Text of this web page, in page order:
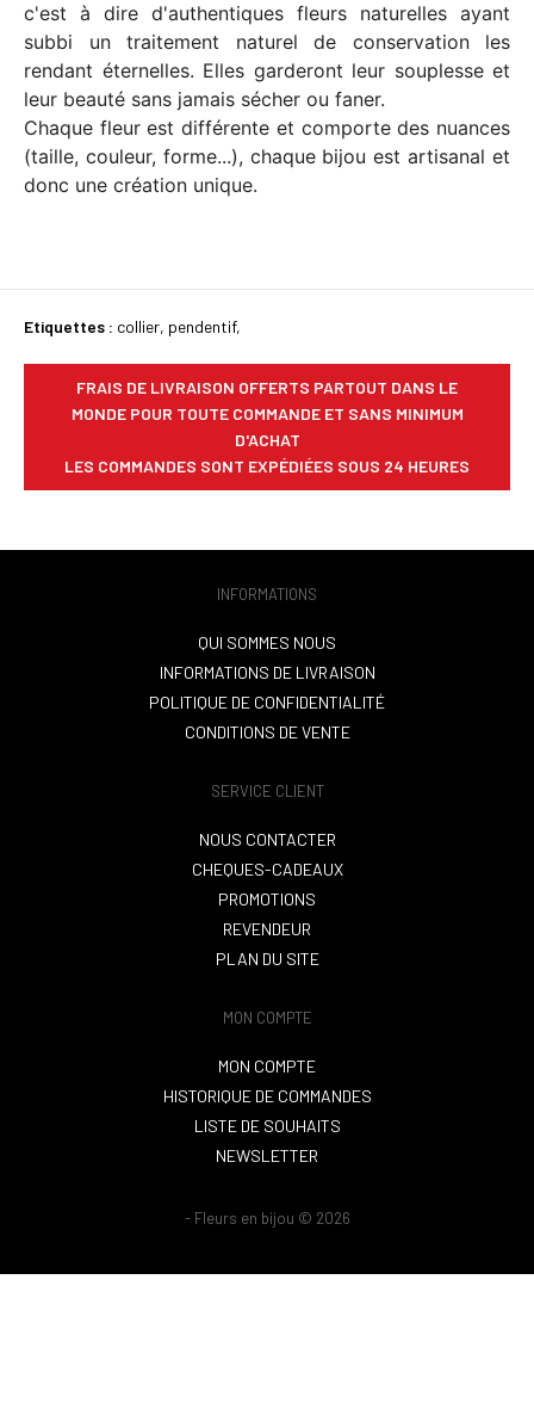
c'est à dire d'authentiques fleurs naturelles ayant
subbi un traitement naturel de conservation les
rendant éternelles. Elles garderont leur souplesse et
leur beauté sans jamais sécher ou faner.
Chaque fleur est différente et comporte des nuances
(taille, couleur, forme...), chaque bijou est artisanal et
donc une création unique.
Etiquettes : collier, pendentif,
FRAIS DE LIVRAISON OFFERTS PARTOUT DANS LE
MONDE POUR TOUTE COMMANDE ET SANS MINIMUM
D'ACHAT
LES COMMANDES SONT EXPÉDIÉES SOUS 24 HEURES
INFORMATIONS
QUI SOMMES NOUS
INFORMATIONS DE LIVRAISON
POLITIQUE DE CONFIDENTIALITÉ
CONDITIONS DE VENTE
SERVICE CLIENT
NOUS CONTACTER
CHEQUES-CADEAUX
PROMOTIONS
REVENDEUR
PLAN DU SITE
MON COMPTE
MON COMPTE
HISTORIQUE DE COMMANDES
LISTE DE SOUHAITS
NEWSLETTER
- Fleurs en bijou © 2026